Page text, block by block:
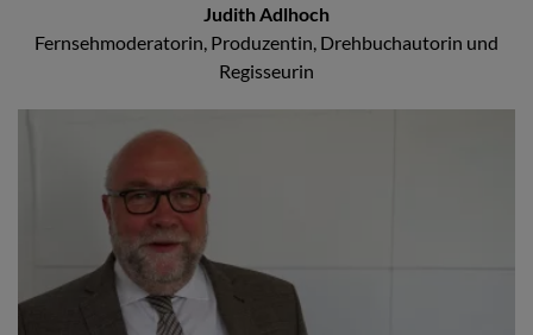
Judith Adlhoch
Fernsehmoderatorin, Produzentin, Drehbuchautorin und
Regisseurin